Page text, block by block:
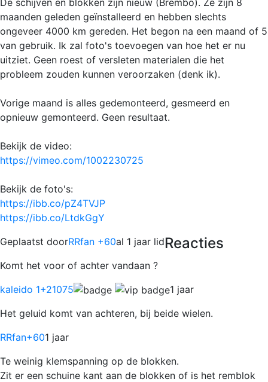
maanden geleden geïnstalleerd en hebben slechts
ongeveer 4000 km gereden. Het begon na een maand of 5
van gebruik. Ik zal foto's toevoegen van hoe het er nu
uitziet. Geen roest of versleten materialen die het
probleem zouden kunnen veroorzaken (denk ik).
Vorige maand is alles gedemonteerd, gesmeerd en
opnieuw gemonteerd. Geen resultaat.
Bekijk de video:
https://vimeo.com/1002230725
Bekijk de foto's:
https://ibb.co/pZ4TVJP
https://ibb.co/LtdkGgY
Geplaatst doorRRfan +60al 1 jaar lidReacties
Komt het voor of achter vandaan ?
kaleido 1+21075
1 jaar
Het geluid komt van achteren, bij beide wielen.
RRfan+601 jaar
Te weinig klemspanning op de blokken.
Zit er een schuine kant aan de blokken of is het remblok